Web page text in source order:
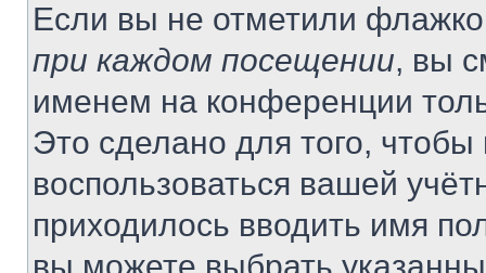
Если вы не отметили
при каждом посещении, вы
именем на конференции
Это сделано для того, чтобы
воспользоваться вашей
приходилось вводить имя